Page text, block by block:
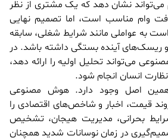
می‌تواند نشان دهد که یک مشتری از نظر
وام مناسب است، اما تصمیم نهایی
به عواملی مانند شرایط شغلی، سابقه
ریسک‌های آینده بستگی داشته باشد. در
می‌تواند تحلیل اولیه را ارائه دهد،
نظارت انسان انجام شود.
همین اصل وجود دارد. هوش مصنوعی
روند قیمت، اخبار و شاخص‌های اقتصادی را
بحرانی، مدیریت هیجان، تشخیص
در زمان نوسانات شدید همچنان